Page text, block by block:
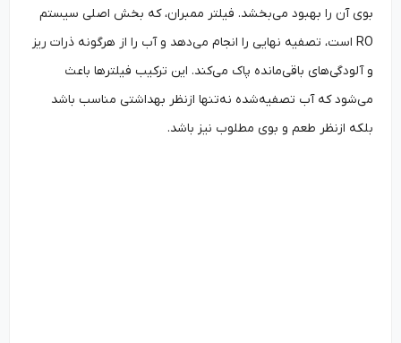
بوی آن را بهبود می‌بخشد. فیلتر ممبران، که بخش اصلی سیستم
RO است، تصفیه نهایی را انجام می‌دهد و آب را از هرگونه ذرات ریز
و آلودگی‌های باقی‌مانده پاک می‌کند. این ترکیب فیلترها باعث
می‌شود که آب تصفیه‌شده نه‌تنها ازنظر بهداشتی مناسب باشد
بلکه ازنظر طعم و بوی مطلوب نیز باشد.